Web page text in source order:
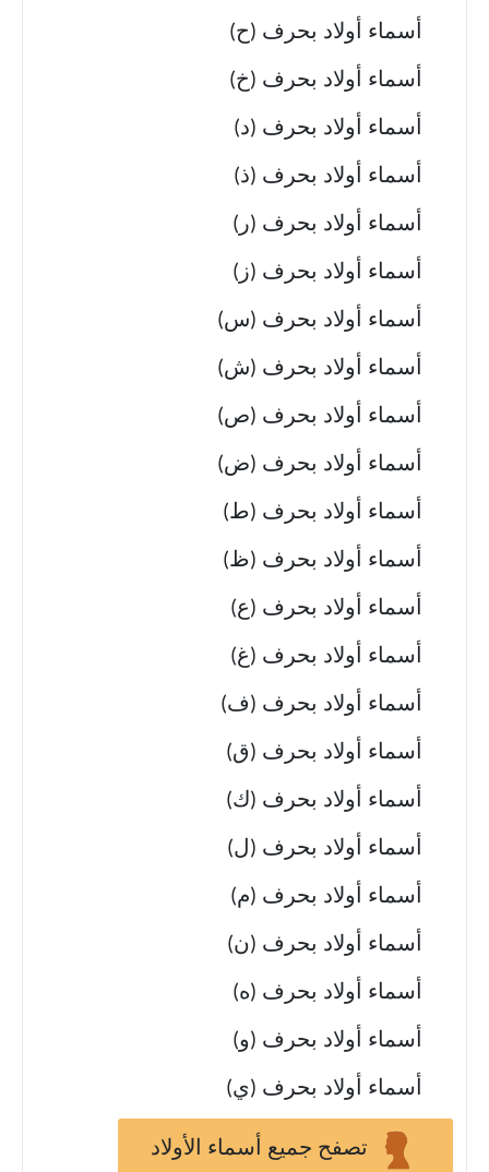
أسماء أولاد بحرف (ح)
أسماء أولاد بحرف (خ)
أسماء أولاد بحرف (د)
أسماء أولاد بحرف (ذ)
أسماء أولاد بحرف (ر)
أسماء أولاد بحرف (ز)
أسماء أولاد بحرف (س)
أسماء أولاد بحرف (ش)
أسماء أولاد بحرف (ص)
أسماء أولاد بحرف (ض)
أسماء أولاد بحرف (ط)
أسماء أولاد بحرف (ظ)
أسماء أولاد بحرف (ع)
أسماء أولاد بحرف (غ)
أسماء أولاد بحرف (ف)
أسماء أولاد بحرف (ق)
أسماء أولاد بحرف (ك)
أسماء أولاد بحرف (ل)
أسماء أولاد بحرف (م)
أسماء أولاد بحرف (ن)
أسماء أولاد بحرف (ه)
أسماء أولاد بحرف (و)
أسماء أولاد بحرف (ي)
تصفح جميع أسماء الأولاد